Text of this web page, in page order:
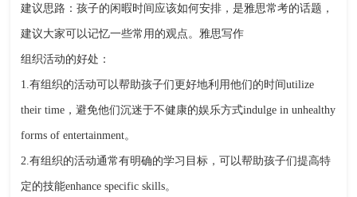
建议思路：孩子的闲暇时间应该如何安排，是雅思常考的话题，
建议大家可以记忆一些常用的观点。雅思写作
组织活动的好处：
1.有组织的活动可以帮助孩子们更好地利用他们的时间utilize
their time，避免他们沉迷于不健康的娱乐方式indulge in unhealthy
forms of entertainment。
2.有组织的活动通常有明确的学习目标，可以帮助孩子们提高特
定的技能enhance specific skills。